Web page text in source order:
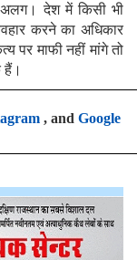
देश में किसी भी
करने का अधिकार
पर माफी नहीं मांगे तो
हैं।
, and Google